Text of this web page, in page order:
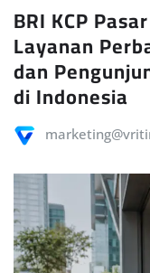
BRI KCP
Layanan
dan
di Indonesia